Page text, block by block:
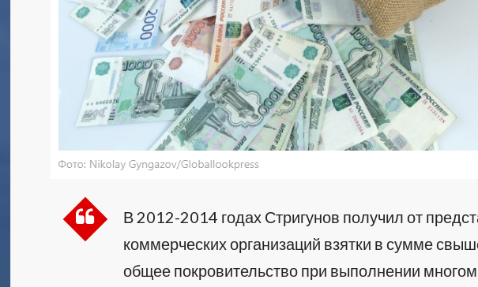
В 2012-2014 годах Стригунов получил от
коммерческих организаций взятки в сумме
общее покровительство при выполнении